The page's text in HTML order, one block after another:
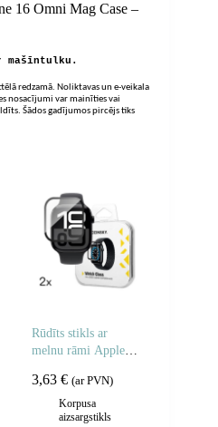
16 Omni Mag Case –
redzamā. Noliktavas un e-veikala
nosacījumi var mainīties vai
Šādos gadījumos pircējs tiks
Rūdīts stikls ar
melnu rāmi Apple
Glue – 2 gab.
3,63€ (ar PVN)
Korpusa
aizsargstikls